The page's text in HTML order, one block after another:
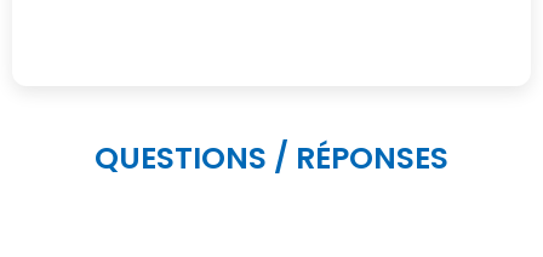
QUESTIONS / RÉPONSES